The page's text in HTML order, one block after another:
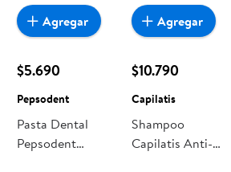
$5.690
Pepsodent
Pasta Dental
Pepsodent
Agregar
$10.790
Capilatis
Shampoo
Capilatis Anti-
Agregar